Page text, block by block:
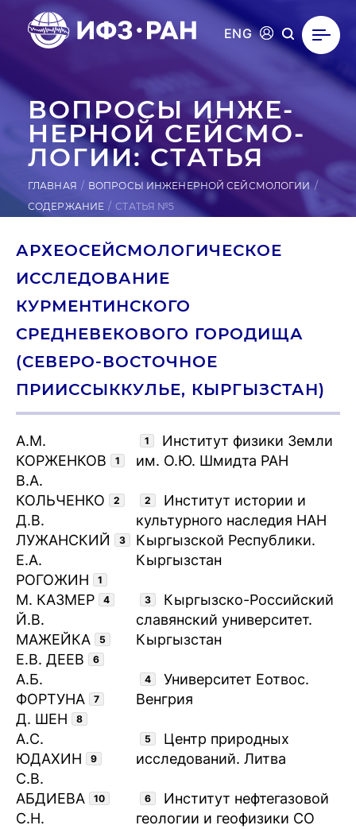
ENG
ВОПРОСЫ ИН­ЖЕ­
НЕР­НОЙ СЕЙ­СМО­
ЛОГИИ: СТАТЬЯ
ГЛАВНАЯ
ВОПРОСЫ ИНЖЕНЕРНОЙ СЕЙСМОЛОГИИ
СОДЕРЖАНИЕ
СТАТЬЯ №5
АРХЕОСЕЙСМОЛОГИЧЕСКОЕ
ИССЛЕДОВАНИЕ
КУРМЕНТИНСКОГО
СРЕДНЕВЕКОВОГО ГОРОДИЩА
(СЕВЕРО-ВОСТОЧНОЕ
ПРИИССЫККУЛЬЕ, КЫРГЫЗСТАН)
А.М.
КОРЖЕНКОВ
1
В.А.
КОЛЬЧЕНКО
2
Д.В.
ЛУЖАНСКИЙ
3
Е.А.
РОГОЖИН
1
М. КАЗМЕР 4
Й.В.
MАЖЕЙКА
5
Е.В. ДЕЕВ 6
А.Б.
ФОРТУНА
7
Д. ШЕН 8
А.С.
ЮДАХИН
9
С.В.
АБДИЕВА
10
С.Н.
1
Институт физики Земли
им. О.Ю. Шмидта РАН
2
Институт истории и
культурного наследия НАН
Кыргызской Республики.
Кыргызстан
3
Кыргызско-Российский
славянский университет.
Кыргызстан
4
Университет Еотвос.
Венгрия
5
Центр природных
исследований. Литва
6
Институт нефтегазовой
геологии и геофизики СО